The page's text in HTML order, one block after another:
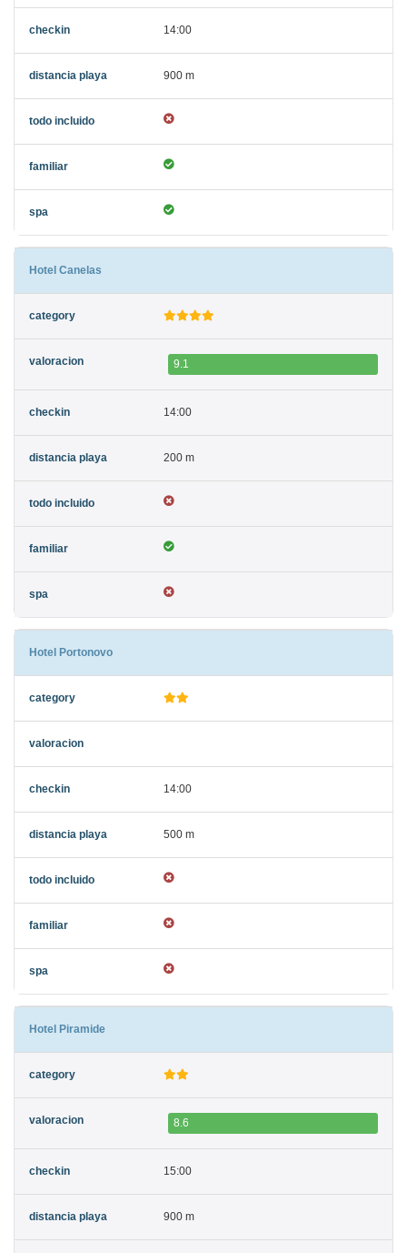
14:00
900 m
Hotel Canelas
9.1
14:00
200 m
Hotel Portonovo
14:00
500 m
Hotel Piramide
8.6
15:00
900 m